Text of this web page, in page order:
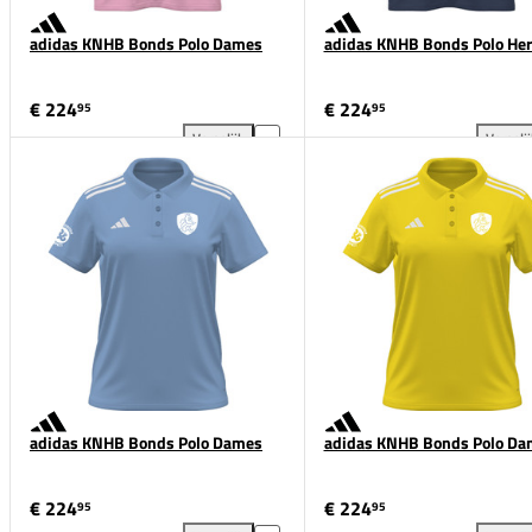
adidas KNHB Bonds Polo Dames
€ 22495
Vergelijk
adidas KNHB Bonds Polo Dames toevoegen aan
adidas KNHB Bonds Polo
€ 22495
adidas KNHB Bonds Polo Dames
€ 22495
adidas KNHB Bonds Polo
€ 22495